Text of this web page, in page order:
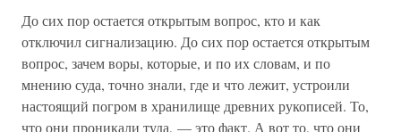
До сих пор остается открытым вопрос, кто и как
отключил сигнализацию. До сих пор остается открытым
вопрос, зачем воры, которые, и по их словам, и по
мнению суда, точно знали, где и что лежит, устроили
настоящий погром в хранилище древних рукописей. То,
что они проникали туда, — это факт. А вот то, что они